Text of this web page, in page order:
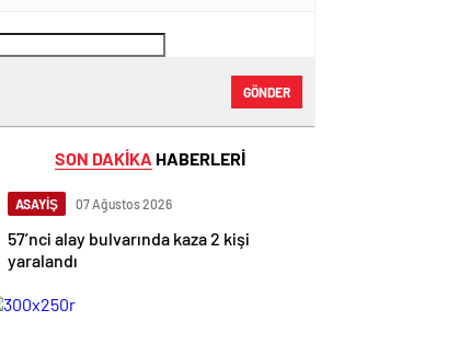
GÖNDER
SON DAKİKA HABERLERİ
ASAYİŞ 07 Ağustos 2026
57’nci alay bulvarında kaza 2 kişi
yaralandı